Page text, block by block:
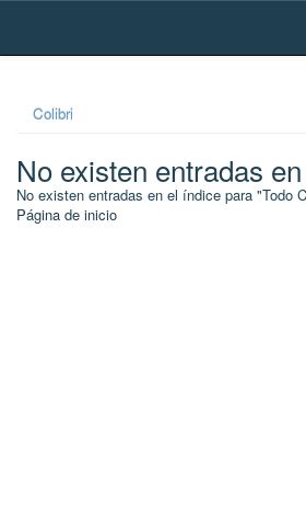
Skip
Colibri
No existen entradas
No existen entradas en el índice para "Todo
Página de inicio